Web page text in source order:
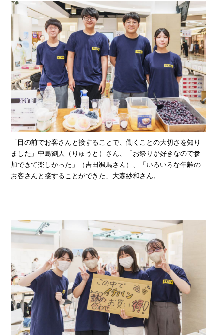
「目の前でお客さんと接することで、働くことの大切さを知り
ました」中島劉人（りゅうと）さん、「お祭りが好きなので参
加できて楽しかった」（吉田颯馬さん）、「いろいろな年齢の
お客さんと接することができた」大森紗和さん。